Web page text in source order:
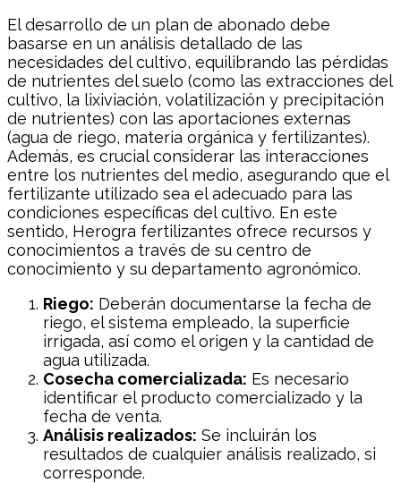
El desarrollo de un plan de abonado debe
basarse en un análisis detallado de las
necesidades del cultivo, equilibrando las pérdidas
de nutrientes del suelo (como las extracciones del
cultivo, la lixiviación, volatilización y precipitación
de nutrientes) con las aportaciones externas
(agua de riego, materia orgánica y fertilizantes).
Además, es crucial considerar las interacciones
entre los nutrientes del medio, asegurando que el
fertilizante utilizado sea el adecuado para las
condiciones específicas del cultivo. En este
sentido, Herogra fertilizantes ofrece recursos y
conocimientos a través de su centro de
conocimiento y su departamento agronómico.
Riego: Deberán documentarse la fecha de
riego, el sistema empleado, la superficie
irrigada, así como el origen y la cantidad de
agua utilizada.
Cosecha comercializada: Es necesario
identificar el producto comercializado y la
fecha de venta.
Análisis realizados: Se incluirán los
resultados de cualquier análisis realizado, si
corresponde.